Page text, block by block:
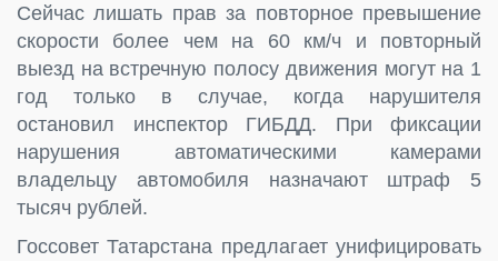
Сейчас лишать прав за повторное превышение
скорости более чем на 60 км/ч и повторный
выезд на встречную полосу движения могут на 1
год только в случае, когда нарушителя
остановил инспектор ГИБДД. При фиксации
нарушения автоматическими камерами
владельцу автомобиля назначают штраф 5
тысяч рублей.
Госсовет Татарстана предлагает унифицировать